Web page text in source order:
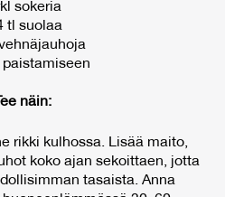
sokeria
tl suolaa
paistamiseen
Tee näin:
rikki kulhossa. Lisää maito,
koko ajan sekoittaen, jotta
tasaista. Anna